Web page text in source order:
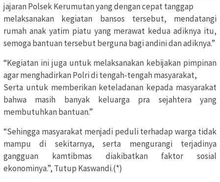
jajaran Polsek Kerumutan yang dengan cepat tanggap
melaksanakan kegiatan bansos tersebut, mendatangi
rumah anak yatim piatu yang merawat kedua adiknya itu,
semoga bantuan tersebut berguna bagi andini dan adiknya.”
“Kegiatan ini juga untuk melaksanakan kebijakan pimpinan
agar menghadirkan Polri di tengah-tengah masyarakat,
Serta untuk memberikan keteladanan kepada masyarakat
bahwa masih banyak keluarga pra sejahtera yang
membutuhkan bantuan.”
“Sehingga masyarakat menjadi peduli terhadap warga tidak
mampu di sekitarnya, serta mengurangi terjadinya
gangguan kamtibmas diakibatkan faktor sosial
ekonominya.”, Tutup Kaswandi.(*)